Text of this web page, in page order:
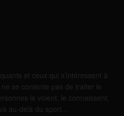
et ceux qui s’intéressent à
se contente pas de traiter le
le voient, le connaissent,
au-delà du sport…